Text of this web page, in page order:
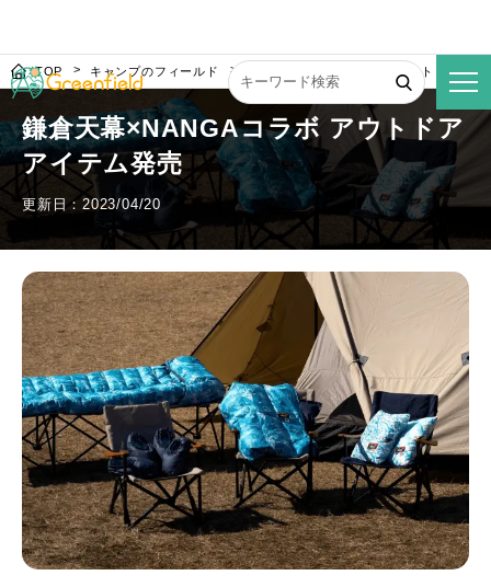
TOP キャンプのフィールド 鎌倉天幕×NANGAコラボ アウトドアアイ
鎌倉天幕×NANGAコラボ アウトドア
アイテム発売
更新日：2023/04/20